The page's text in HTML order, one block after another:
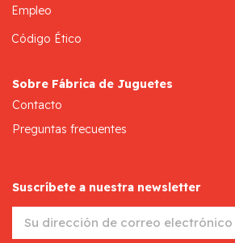
Empleo
Código Ético
Sobre Fábrica de Juguetes
Contacto
Preguntas frecuentes
Suscríbete a nuestra newsletter